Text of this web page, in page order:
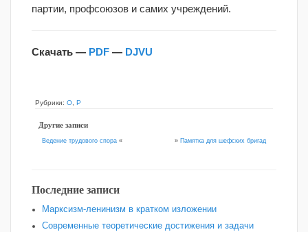
партии, профсоюзов и самих учреждений.
Скачать — PDF — DJVU
Рубрики: О Р
Другие записи
Ведение трудового спора « » Памятка для шефских бригад
Последние записи
Марксизм-ленинизм в кратком изложении
Современные теоретические достижения и задачи